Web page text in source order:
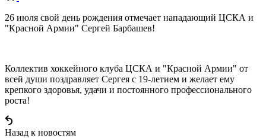
26 июля свой день рождения отмечает нападающий ЦСКА и
"Красной Армии" Сергей Барбашев!
Коллектив хоккейного клуба ЦСКА и "Красной Армии" от
всей души поздравляет Сергея с 19-летием и желает ему
крепкого здоровья, удачи и постоянного профессионального
роста!
Назад к новостям